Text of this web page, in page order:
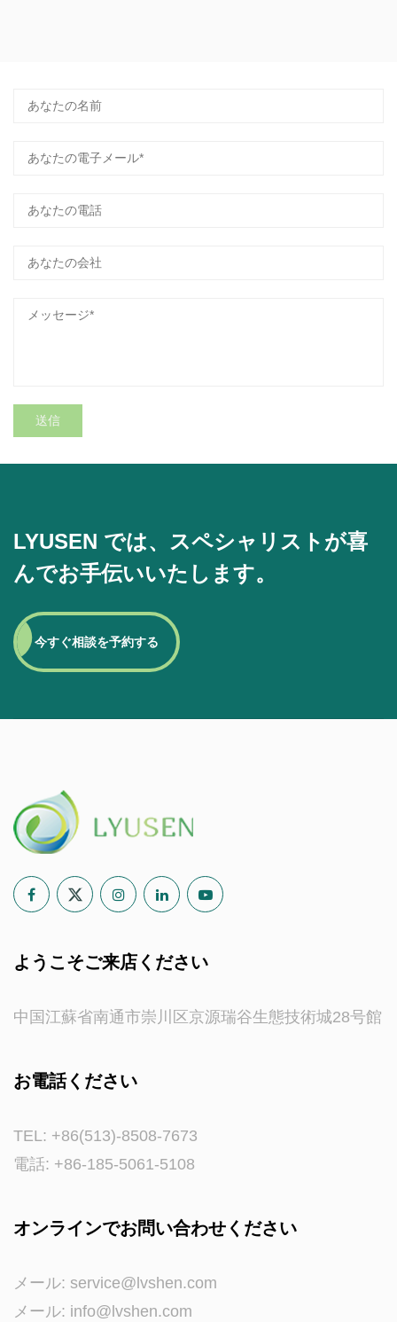
LYUSEN では、スペシャリストが喜
んでお手伝いいたします。
今すぐ相談を予約する
ようこそご来店ください
中国江蘇省南通市崇川区京源瑞谷生態技術城28号館
お電話ください
TEL: +86(513)-8508-7673
電話: +86-185-5061-5108
オンラインでお問い合わせください
メール: service@lvshen.com
メール: info@lvshen.com